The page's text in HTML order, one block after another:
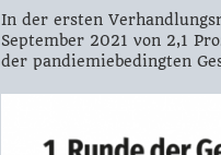
In der ersten
September 2021 von 2,1
der pandiemiebedingten